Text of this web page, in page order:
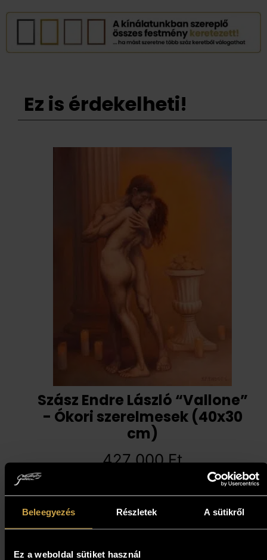
Beleegyezés Részletek A sütikről
Ez a weboldal sütiket használ
Ez is érdekelheti!
Szász Endre László “Vallone”
- Ókori szerelmesek (40x30
cm)
427 000Ft
Kosárba teszem